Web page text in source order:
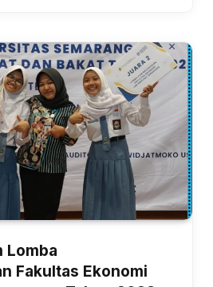
Lomba
Fakultas Ekonomi